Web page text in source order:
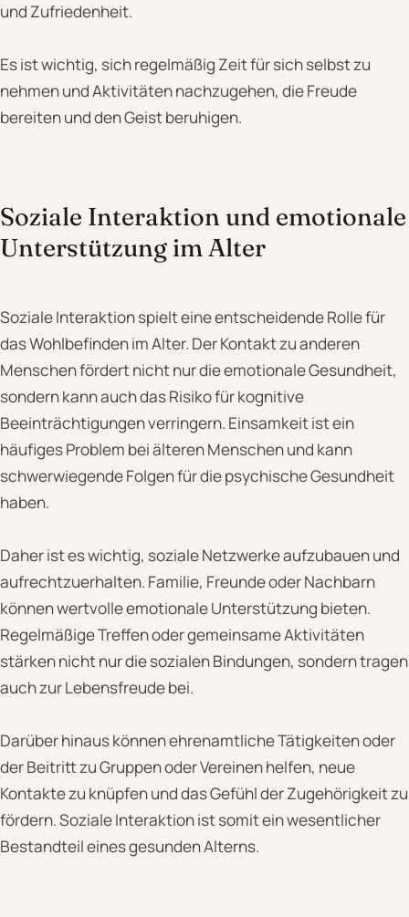
und Zufriedenheit.
Es ist wichtig, sich regelmäßig Zeit für sich selbst zu
nehmen und Aktivitäten nachzugehen, die Freude
bereiten und den Geist beruhigen.
Soziale Interaktion und emotionale
Unterstützung im Alter
Soziale Interaktion spielt eine entscheidende Rolle für
das Wohlbefinden im Alter. Der Kontakt zu anderen
Menschen fördert nicht nur die emotionale Gesundheit,
sondern kann auch das Risiko für kognitive
Beeinträchtigungen verringern. Einsamkeit ist ein
häufiges Problem bei älteren Menschen und kann
schwerwiegende Folgen für die psychische Gesundheit
haben.
Daher ist es wichtig, soziale Netzwerke aufzubauen und
aufrechtzuerhalten. Familie, Freunde oder Nachbarn
können wertvolle emotionale Unterstützung bieten.
Regelmäßige Treffen oder gemeinsame Aktivitäten
stärken nicht nur die sozialen Bindungen, sondern tragen
auch zur Lebensfreude bei.
Darüber hinaus können ehrenamtliche Tätigkeiten oder
der Beitritt zu Gruppen oder Vereinen helfen, neue
Kontakte zu knüpfen und das Gefühl der Zugehörigkeit zu
fördern. Soziale Interaktion ist somit ein wesentlicher
Bestandteil eines gesunden Alterns.